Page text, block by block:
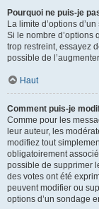
Pourquoi ne puis-je
La limite d’options
Si le nombre d’options
trop restreint, essayez
possible de
Haut
Comment puis-je
Comme pour les
leur auteur, les
modifiez tout
obligatoirement
possible de supprimer
des votes ont été
peuvent modifier ou
options d’un sondage